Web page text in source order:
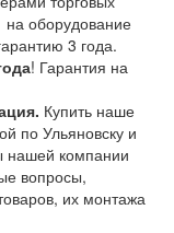
оборудование
3 года.
! Гарантия на
Купить наше
по Ульяновску и
нашей компании
вопросы,
их монтажа